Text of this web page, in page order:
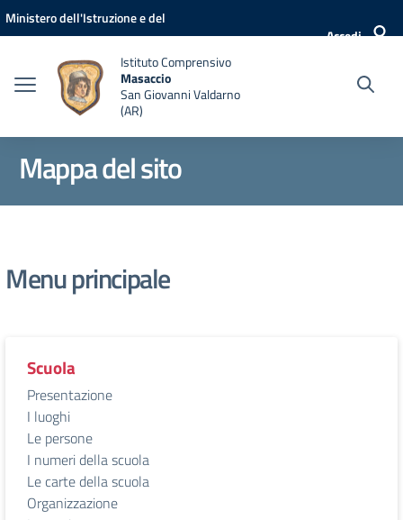
Vai ai contenuti
Vai al menu di navigazione
Vai al footer
Ministero dell'Istruzione e del
Accedi
Istituto Comprensivo
Masaccio
San Giovanni Valdarno
(AR)
Mappa del sito
Menu principale
Scuola
Presentazione
I luoghi
Le persone
I numeri della scuola
Le carte della scuola
Organizzazione